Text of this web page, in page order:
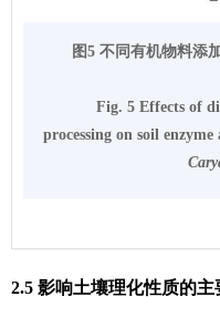
图5 不同有机物料添
Fig. 5 Effects of
processing on soil
2.5 影响土壤理化性质的主